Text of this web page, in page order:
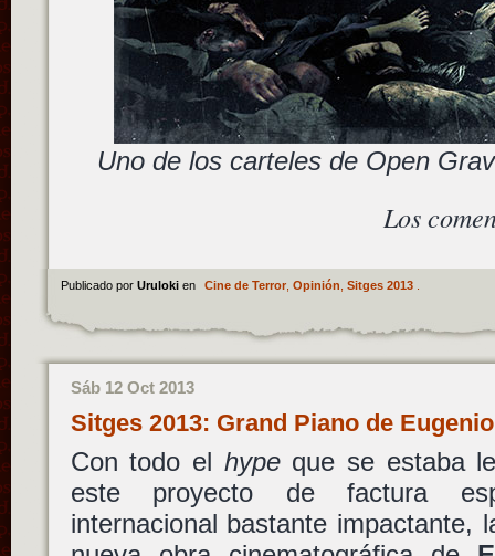
Uno de los carteles de Open
Los
Publicado por Uruloki en Cine de Terror, Opinión Sitges 2013.
Sáb 12 Oct 2013
Sitges 2013: Grand Piano de
Con todo el hypeque se estaba
este proyecto de factura
internacional bastante impactante,